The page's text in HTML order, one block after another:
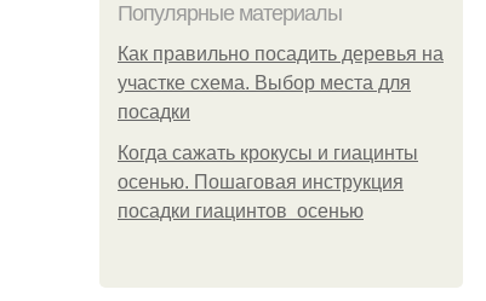
Популярные материалы
Как правильно посадить деревья на
участке схема. Выбор места для
посадки
Когда сажать крокусы и гиацинты
осенью. Пошаговая инструкция
посадки гиацинтов осенью